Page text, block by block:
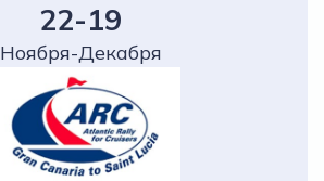
22-19
Ноября-Декабря